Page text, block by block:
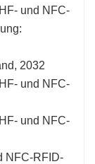
und NFC-
2032
und NFC-
und NFC-
NFC-RFID-